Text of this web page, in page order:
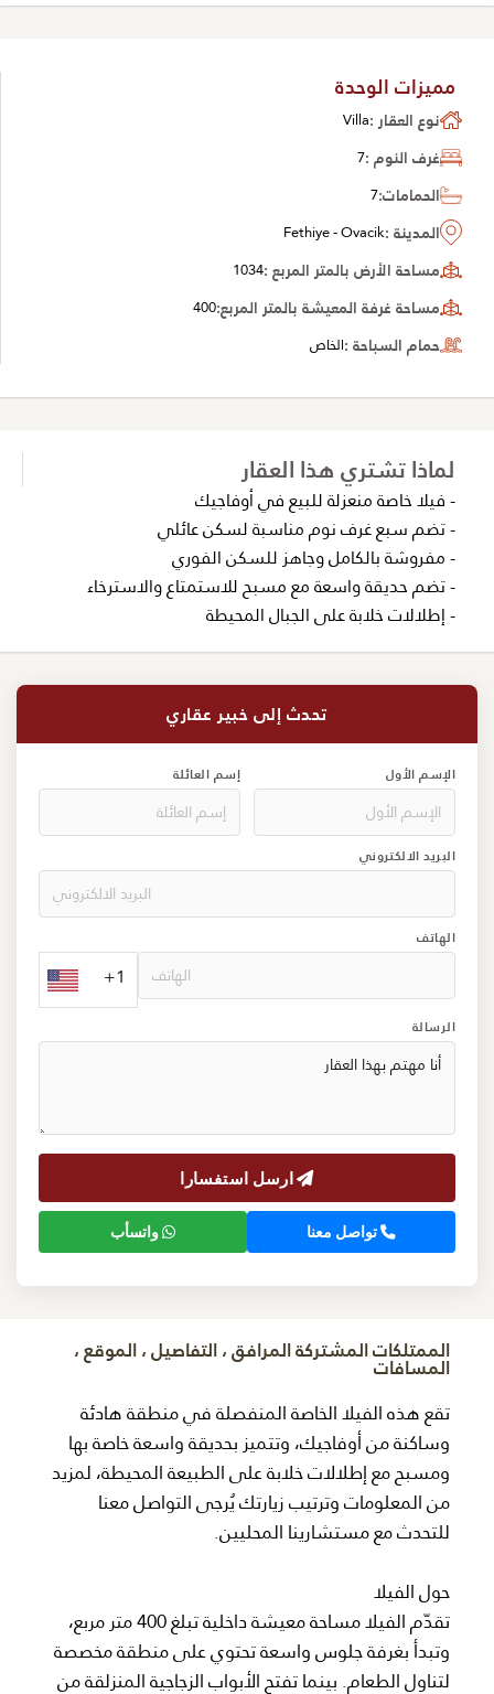
مميزات الوحدة
نوع العقار :Villa
غرف النوم :7
الحمامات:7
المدينة :Fethiye - Ovacik
مساحة الأرض بالمتر المربع :1034
مساحة غرفة المعيشة بالمتر المربع:400
حمام السباحة :الخاص
لماذا تشتري هذا العقار
- فيلا خاصة منعزلة للبيع في أوفاجيك
- تضم سبع غرف نوم مناسبة لسكن عائلي
- مفروشة بالكامل وجاهز للسكن الفوري
- تضم حديقة واسعة مع مسبح للاستمتاع والاسترخاء
- إطلالات خلابة على الجبال المحيطة
تحدث إلى خبير عقاري
الإسم الأول إسم العائلة
البريد الالكتروني
الهاتف
+1
الرسالة
ارسل استفسارا
تواصل معنا واتسأب
الممتلكات المشتركة المرافق ، التفاصيل ، الموقع ،
المسافات
تقع هذه الفيلا الخاصة المنفصلة في منطقة هادئة
وساكنة من أوفاجيك، وتتميز بحديقة واسعة خاصة بها
ومسبح مع إطلالات خلابة على الطبيعة المحيطة، لمزيد
من المعلومات وترتيب زيارتك يُرجى التواصل معنا
للتحدث مع مستشارينا المحليين.
حول الفيلا
تقدّم الفيلا مساحة معيشة داخلية تبلغ 400 متر مربع،
وتبدأ بغرفة جلوس واسعة تحتوي على منطقة مخصصة
لتناول الطعام. بينما تفتح الأبواب الزجاجية المنزلقة من